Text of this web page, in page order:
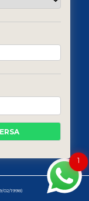
02/1998)
1